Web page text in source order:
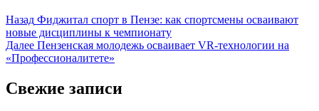
Назад Фиджитал спорт в Пензе: как спортсмены осваивают
новые дисциплины к чемпионату
Далее Пензенская молодежь осваивает VR-технологии на
«Профессионалитете»
Свежие записи